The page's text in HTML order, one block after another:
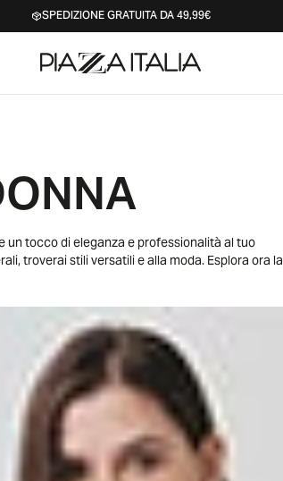
SPEDIZIONE GRATUITA DA 49,99€
tocco di eleganza e professionalità al tuo
troverai stili versatili e alla moda. Esplora ora la